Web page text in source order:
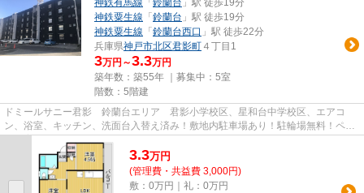
神鉄有馬線 「 鈴蘭台 」駅 徒歩19分
神鉄粟生線 「 鈴蘭台 」駅 徒歩19分
神鉄粟生線 「 鈴蘭台西口 」駅 徒歩22分
兵庫県神戸市北区君影町 ４丁目1
3万円～3.3万円
築年数：築55年 ｜募集中： 5室
階数：5階建
ドミールサニー君影 鈴蘭台エリア 君影小学校区、星和台中学校区、エアコ
ン、浴室、キッチン、洗面台入替え済み！敷地内駐車場あり！駐輪場無料！ペッ
ト飼育可能です。
3.3万円
(管理費・共益費 3,000円)
敷：0万円｜礼：0万円